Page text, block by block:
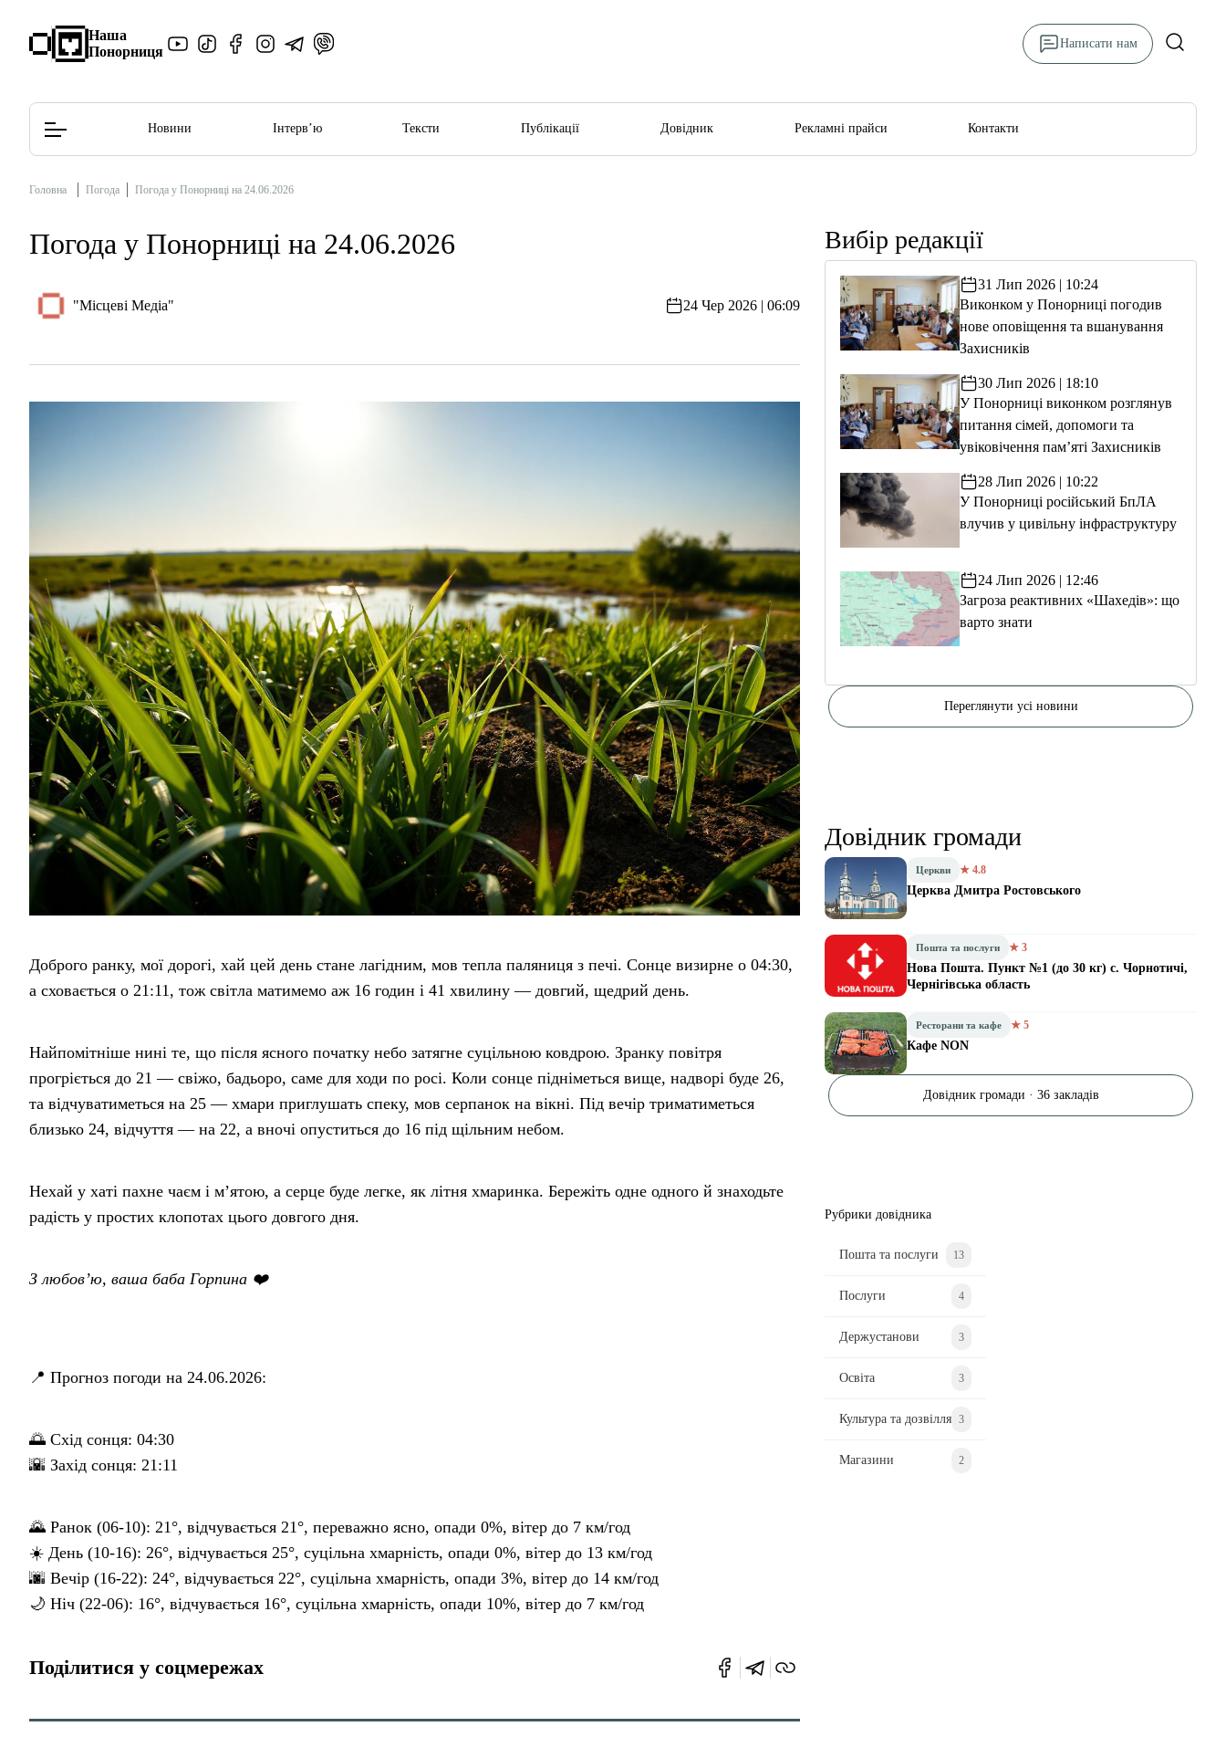
Наша
Понорниця
Написати нам
Редакційна політика
Новини Інтерв’ю Тексти Публікації Довідник Рекламні прайси Контакти
Головна Погода Погода у Понорниці на 24.06.2026
Погода у Понорниці на 24.06.2026
"Місцеві Медіа" 24 Чер 2026 | 06:09
Доброго ранку, мої дорогі, хай цей день стане лагідним, мов тепла паляниця з печі. Сонце визирне о 04:30,
а сховається о 21:11, тож світла матимемо аж 16 годин і 41 хвилину — довгий, щедрий день.
Найпомітніше нині те, що після ясного початку небо затягне суцільною ковдрою. Зранку повітря
прогріється до 21 — свіжо, бадьоро, саме для ходи по росі. Коли сонце підніметься вище, надворі буде 26,
та відчуватиметься на 25 — хмари приглушать спеку, мов серпанок на вікні. Під вечір триматиметься
близько 24, відчуття — на 22, а вночі опуститься до 16 під щільним небом.
Нехай у хаті пахне чаєм і м’ятою, а серце буде легке, як літня хмаринка. Бережіть одне одного й знаходьте
радість у простих клопотах цього довгого дня.
З любов’ю, ваша баба Горпина ❤️
📍 Прогноз погоди на 24.06.2026:
🌅 Схід сонця: 04:30
🌇 Захід сонця: 21:11
🌄 Ранок (06-10): 21°, відчувається 21°, переважно ясно, опади 0%, вітер до 7 км/год
☀️ День (10-16): 26°, відчувається 25°, суцільна хмарність, опади 0%, вітер до 13 км/год
🌆 Вечір (16-22): 24°, відчувається 22°, суцільна хмарність, опади 3%, вітер до 14 км/год
🌙 Ніч (22-06): 16°, відчувається 16°, суцільна хмарність, опади 10%, вітер до 7 км/год
Поділитися у соцмережах
Вибір редакції
31 Лип 2026 | 10:24
Виконком у Понорниці погодив
нове оповіщення та вшанування
Захисників
30 Лип 2026 | 18:10
У Понорниці виконком розглянув
питання сімей, допомоги та
увіковічення пам’яті Захисників
28 Лип 2026 | 10:22
У Понорниці російський БпЛА
влучив у цивільну інфраструктуру
24 Лип 2026 | 12:46
Загроза реактивних «Шахедів»: що
варто знати
Переглянути усі новини
Довідник громади
Церкви ★ 4.8
Церква Дмитра Ростовського
Пошта та послуги ★ 3
Нова Пошта. Пункт №1 (до 30 кг) с. Чорнотичі,
Чернігівська область
Ресторани та кафе ★ 5
Кафе NON
Довідник громади · 36 закладів
Рубрики довідника
Пошта та послуги 13
Послуги 4
Держустанови 3
Освіта 3
Культура та дозвілля 3
Магазини 2